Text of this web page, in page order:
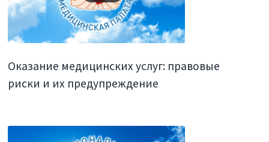
Оказание медицинских услуг: правовые
риски и их предупреждение